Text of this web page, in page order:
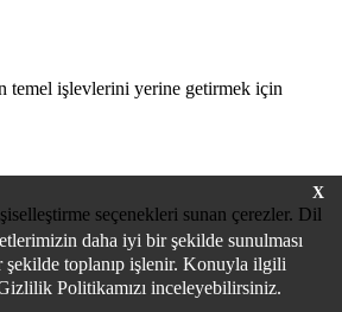
X
daha iyi bir şekilde sunulması
toplanıp işlenir. Konuyla ilgili
Politikamızı inceleyebilirsiniz.
temel işlevlerini yerine getirmek için
seçenekleri sunan çerezler. Dil